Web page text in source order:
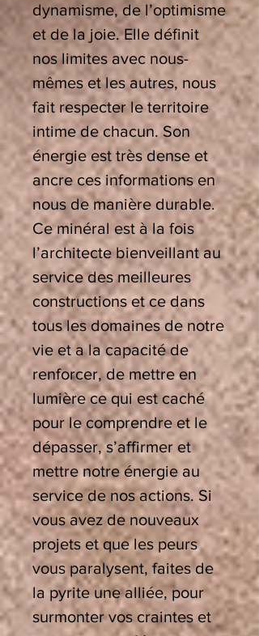
dynamisme, de l’optimisme
et de la joie. Elle définit
nos limites avec nous-
mêmes et les autres, nous
fait respecter le territoire
intime de chacun. Son
énergie est très dense et
ancre ces informations en
nous de manière durable.
Ce minéral est à la fois
l’architecte bienveillant au
service des meilleures
constructions et ce dans
tous les domaines de notre
vie et a la capacité de
renforcer, de mettre en
lumière ce qui est caché
pour le comprendre et le
dépasser, s’affirmer et
mettre notre énergie au
service de nos actions. Si
vous avez de nouveaux
projets et que les peurs
vous paralysent, faites de
la pyrite une alliée, pour
surmonter vos craintes et